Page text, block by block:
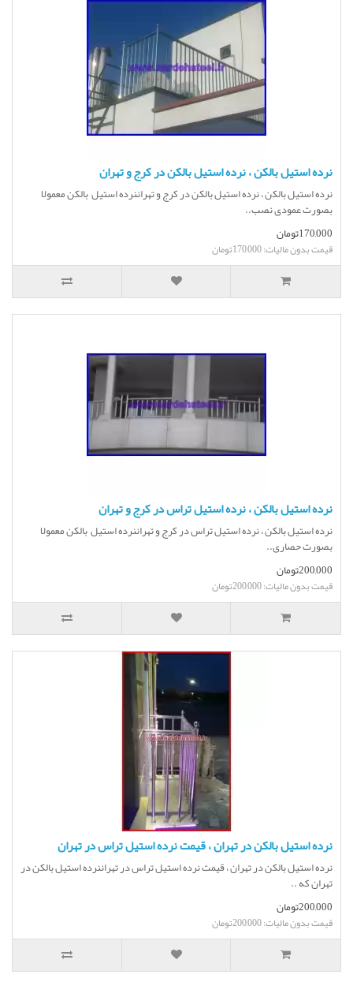
نرده استیل بالکن ، نرده استیل بالکن در کرج و تهران
نرده استیل بالکن ، نرده استیل بالکن در کرج و تهراننرده استیل بالکن معمولا
بصورت عمودی نصب..
170,000تومان
قیمت بدون مالیات: 170,000تومان
نرده استیل بالکن ، نرده استیل تراس در کرج و تهران
نرده استیل بالکن ، نرده استیل تراس در کرج و تهراننرده استیل بالکن معمولا
بصورت حصاری..
200,000تومان
قیمت بدون مالیات: 200,000تومان
نرده استیل بالکن در تهران ، قیمت نرده استیل تراس در تهران
نرده استیل بالکن در تهران ، قیمت نرده استیل تراس در تهراننرده استیل بالکن در
تهران که ..
200,000تومان
قیمت بدون مالیات: 200,000تومان